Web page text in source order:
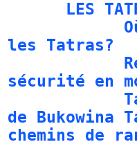
LES
les Tatras?
sécurité en
de Bukowina
chemins de